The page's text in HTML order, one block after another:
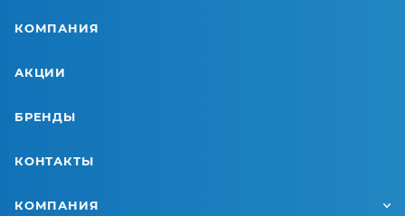
КОМПАНИЯ
АКЦИИ
БРЕНДЫ
КОНТАКТЫ
КОМПАНИЯ